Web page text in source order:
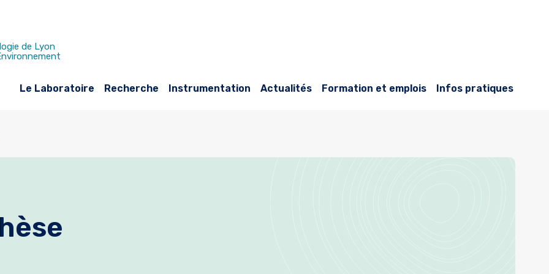
de Lyon
Le Laboratoire Recherche Instrumentation Actualités Formation et emplois Infos pratiques